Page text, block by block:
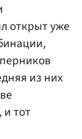
открыт уже
из них
, и тот